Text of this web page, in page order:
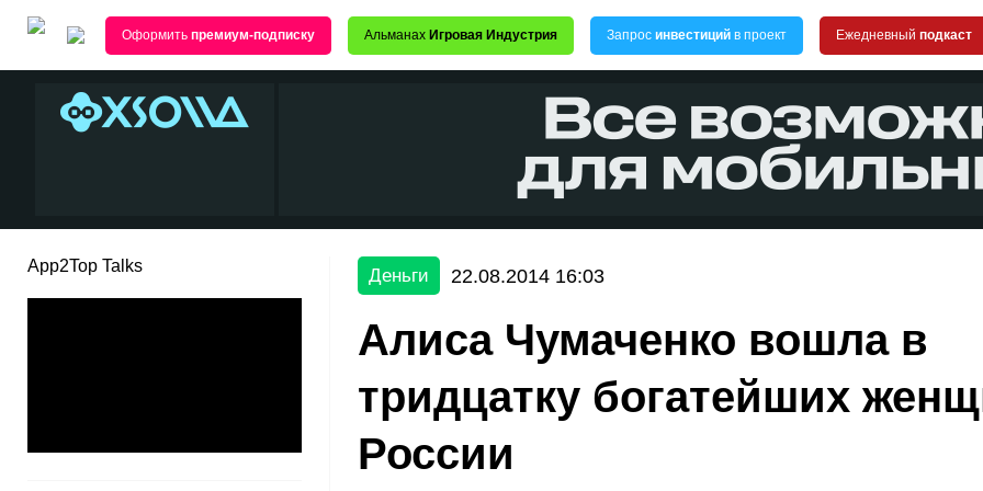
Оформить премиум-подписку Альманах Игровая Индустрия Запрос инвестиций в проект Ежедневный подкаст
App2Top Talks Деньги 22.08.2014 16:03
Алиса Чумаченко вошла в
тридцатку богатейших
России